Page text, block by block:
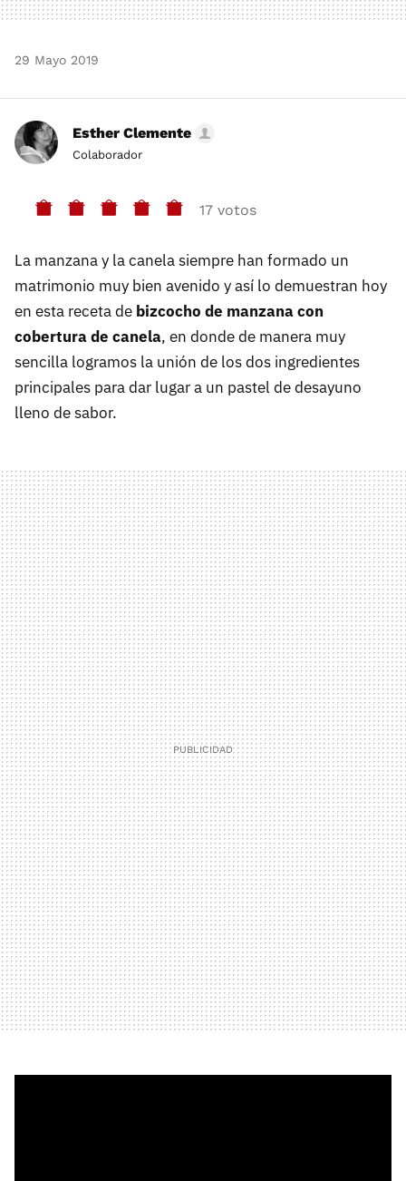
29 Mayo 2019
Esther Clemente
Colaborador
17 votos
La manzana y la canela siempre han formado un
matrimonio muy bien avenido y así lo demuestran hoy
en esta receta de bizcocho de manzana con
cobertura de canela, en donde de manera muy
sencilla logramos la unión de los dos ingredientes
principales para dar lugar a un pastel de desayuno
lleno de sabor.